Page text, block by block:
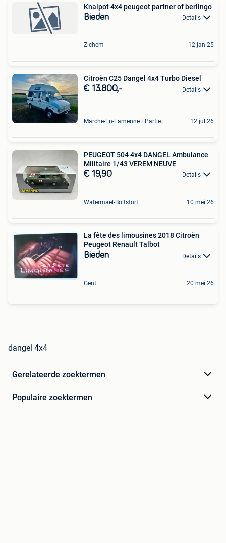
Knalpot 4x4 peugeot partner of berlingo
Bieden Details
Zichem 12 jan 25
Citroën C25 Dangel 4x4 Turbo Diesel
€ 13.800,- Details
Marche-En-Famenne +Partie De Baillonville Et Noiseux 12 jul 26
PEUGEOT 504 4x4 DANGEL Ambulance
Militaire 1/43 VEREM NEUVE
€ 19,90 Details
Watermael-Boitsfort 10 mei 26
La fête des limousines 2018 Citroën
Peugeot Renault Talbot
Bieden Details
Gent 20 mei 26
dangel 4x4
Gerelateerde zoektermen
Populaire zoektermen